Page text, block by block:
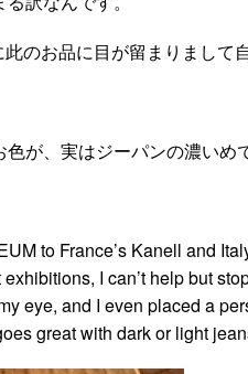
のお品に目が留まりまして
が、実はジーパンの濃いめ
to France’s Kanell and
I can’t help but
eye, and I even placed a
great with dark or light